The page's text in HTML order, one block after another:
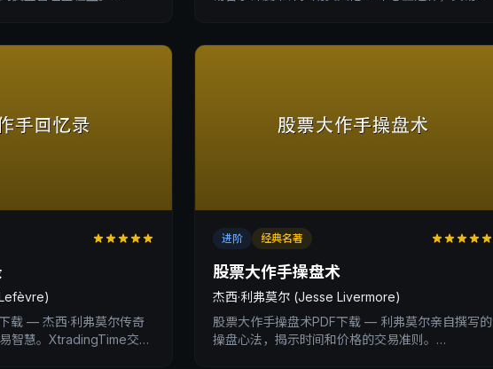
载 — 杰西·利弗莫尔传奇
智慧。XtradingTime交易
进阶 经典名著
股票大作手操盘术
杰西·利弗莫尔 (Jesse Livermore)
股票大作手操盘术PDF下载 — 利弗莫尔亲自撰写的
操盘心法，揭示时间和价格的交易准则。